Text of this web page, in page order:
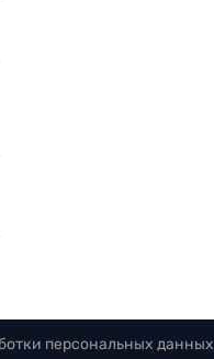
персональных данных